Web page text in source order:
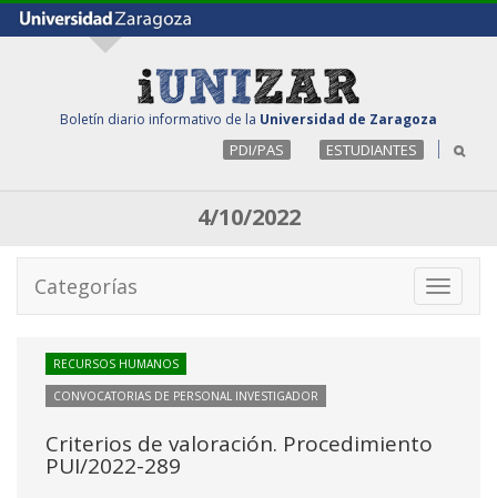
Boletín diario informativo de la Universidad de Zaragoza
PDI/PAS ESTUDIANTES
4/10/2022
Toggle
Categorías
RECURSOS HUMANOS
CONVOCATORIAS DE PERSONAL INVESTIGADOR
Criterios de valoración. Procedimiento
PUI/2022-289